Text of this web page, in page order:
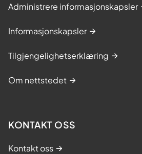
Administrere informasjonskapsler
Informasjonskapsler
Tilgjengelighetserklæring
Om nettstedet
KONTAKT OSS
Kontakt oss